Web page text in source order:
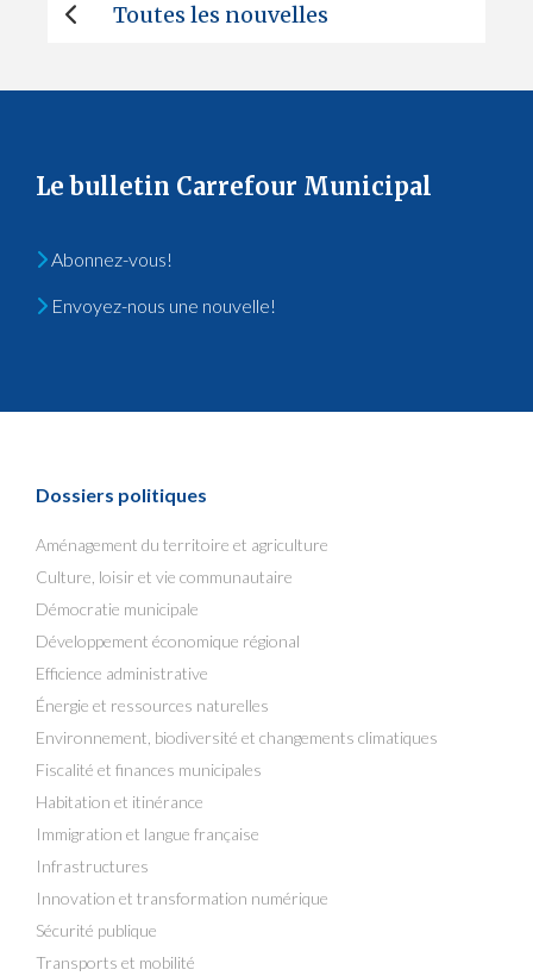
Toutes les nouvelles
Le bulletin Carrefour Municipal
Abonnez-vous!
Envoyez-nous une nouvelle!
Dossiers politiques
Aménagement du territoire et agriculture
Culture, loisir et vie communautaire
Démocratie municipale
Développement économique régional
Efficience administrative
Énergie et ressources naturelles
Environnement, biodiversité et changements climatiques
Fiscalité et finances municipales
Habitation et itinérance
Immigration et langue française
Infrastructures
Innovation et transformation numérique
Sécurité publique
Transports et mobilité